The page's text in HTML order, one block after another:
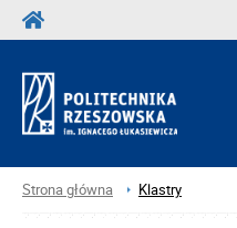
Strona główna Klastry